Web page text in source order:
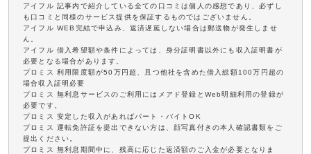
アイフル 記事内で紹介している全ての口コミは個人の感想であり、必ずし
も口コミと同様のサービス提供を保証するものではございません。
アイフル WEB完結で申込み、返済遅延しない場合は郵送物が発生しませ
ん。
アイフル 借入希望額や条件によっては、身分証明書以外にも収入証明書が
必要となる場合があります。
プロミス 利用限度額が50万円超、且つ他社を含めた借入総額100万円超の
場合収入証明必要
プロミス 無利息サービスのご利用にはメアド登録とWeb明細利用の登録が
必要です。
プロミス 安定した収入があればパート・バイトOK
プロミス 運転免許証を提出できない方は、顔写真付きの本人確認書類をご
提出ください。
プロミス 無利息期間中に、残高に応じた返済額のご入金が必要となりま